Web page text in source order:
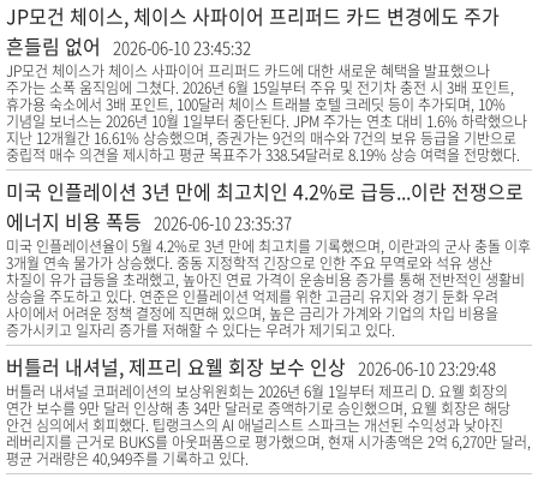
JP모건 체이스, 체이스 사파이어 프리퍼드 카드 변경에도 주가
흔들림 없어
2026-06-10 23:45:32
JP모건 체이스가 체이스 사파이어 프리퍼드 카드에 대한 새로운 혜택을 발표했으나
주가는 소폭 움직임에 그쳤다. 2026년 6월 15일부터 주유 및 전기차 충전 시 3배 포인트,
휴가용 숙소에서 3배 포인트, 100달러 체이스 트래블 호텔 크레딧 등이 추가되며, 10%
기념일 보너스는 2026년 10월 1일부터 중단된다. JPM 주가는 연초 대비 1.6% 하락했으나
지난 12개월간 16.61% 상승했으며, 증권가는 9건의 매수와 7건의 보유 등급을 기반으로
중립적 매수 의견을 제시하고 평균 목표주가 338.54달러로 8.19% 상승 여력을 전망했다.
미국 인플레이션 3년 만에 최고치인 4.2%로 급등...이란 전쟁으로
에너지 비용 폭등 2026-06-10 23:35:37
미국 인플레이션율이 5월 4.2%로 3년 만에 최고치를 기록했으며, 이란과의 군사 충돌 이후
3개월 연속 물가가 상승했다. 중동 지정학적 긴장으로 인한 주요 무역로와 석유 생산
차질이 유가 급등을 초래했고, 높아진 연료 가격이 운송비용 증가를 통해 전반적인 생활비
상승을 주도하고 있다. 연준은 인플레이션 억제를 위한 고금리 유지와 경기 둔화 우려
사이에서 어려운 정책 결정에 직면해 있으며, 높은 금리가 가계와 기업의 차입 비용을
증가시키고 일자리 증가를 저해할 수 있다는 우려가 제기되고 있다.
버틀러 내셔널, 제프리 요웰 회장 보수 인상 2026-06-10 23:29:48
버틀러 내셔널 코퍼레이션의 보상위원회는 2026년 6월 1일부터 제프리 D. 요웰 회장의
연간 보수를 9만 달러 인상해 총 34만 달러로 증액하기로 승인했으며, 요웰 회장은 해당
안건 심의에서 회피했다. 팁랭크스의 AI 애널리스트 스파크는 개선된 수익성과 낮아진
레버리지를 근거로 BUKS를 아웃퍼폼으로 평가했으며, 현재 시가총액은 2억 6,270만 달러,
평균 거래량은 40,949주를 기록하고 있다.